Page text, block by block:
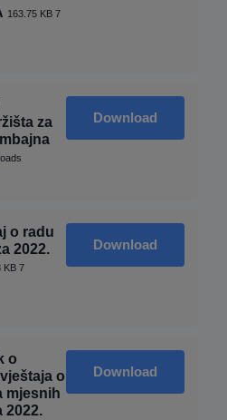
163.75 KB 7
za
Download
o radu
2022.
KB 7
Download
o
o
mjesnih
2022.
Download